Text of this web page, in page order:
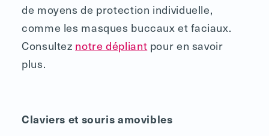
de moyens de protection individuelle,
comme les masques buccaux et faciaux.
Consultez notre dépliant pour en savoir
plus.
Claviers et souris amovibles